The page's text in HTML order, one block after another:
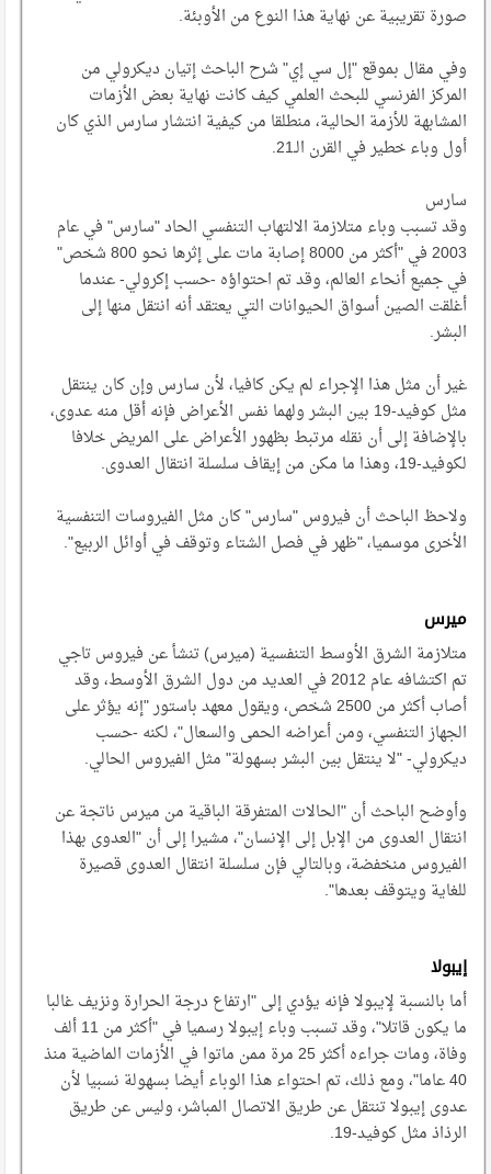
صورة تقريبية عن نهاية هذا النوع من الأوبئة.
وفي مقال بموقع "إل سي إي" شرح الباحث إتيان ديكرولي من
المركز الفرنسي للبحث العلمي كيف كانت نهاية بعض الأزمات
المشابهة للأزمة الحالية، منطلقا من كيفية انتشار سارس الذي كان
أول وباء خطير في القرن الـ21.
سارس
وقد تسبب وباء متلازمة الالتهاب التنفسي الحاد "سارس" في عام
2003 في "أكثر من 8000 إصابة مات على إثرها نحو 800 شخص"
في جميع أنحاء العالم، وقد تم احتواؤه -حسب إكرولي- عندما
أغلقت الصين أسواق الحيوانات التي يعتقد أنه انتقل منها إلى
البشر.
غير أن مثل هذا الإجراء لم يكن كافيا، لأن سارس وإن كان ينتقل
مثل كوفيد-19 بين البشر ولهما نفس الأعراض فإنه أقل منه عدوى،
بالإضافة إلى أن نقله مرتبط بظهور الأعراض على المريض خلافا
لكوفيد-19، وهذا ما مكن من إيقاف سلسلة انتقال العدوى.
ولاحظ الباحث أن فيروس "سارس" كان مثل الفيروسات التنفسية
الأخرى موسميا، "ظهر في فصل الشتاء وتوقف في أوائل الربيع".
ميرس
متلازمة الشرق الأوسط التنفسية (ميرس) تنشأ عن فيروس تاجي
تم اكتشافه عام 2012 في العديد من دول الشرق الأوسط، وقد
أصاب أكثر من 2500 شخص، ويقول معهد باستور "إنه يؤثر على
الجهاز التنفسي، ومن أعراضه الحمى والسعال"، لكنه -حسب
ديكرولي- "لا ينتقل بين البشر بسهولة" مثل الفيروس الحالي.
وأوضح الباحث أن "الحالات المتفرقة الباقية من ميرس ناتجة عن
انتقال العدوى من الإبل إلى الإنسان"، مشيرا إلى أن "العدوى بهذا
الفيروس منخفضة، وبالتالي فإن سلسلة انتقال العدوى قصيرة
للغاية ويتوقف بعدها".
إيبولا
أما بالنسبة لإيبولا فإنه يؤدي إلى "ارتفاع درجة الحرارة ونزيف غالبا
ما يكون قاتلا"، وقد تسبب وباء إيبولا رسميا في "أكثر من 11 ألف
وفاة، ومات جراءه أكثر 25 مرة ممن ماتوا في الأزمات الماضية منذ
40 عاما"، ومع ذلك، تم احتواء هذا الوباء أيضا بسهولة نسبيا لأن
عدوى إيبولا تنتقل عن طريق الاتصال المباشر، وليس عن طريق
الرذاذ مثل كوفيد-19.